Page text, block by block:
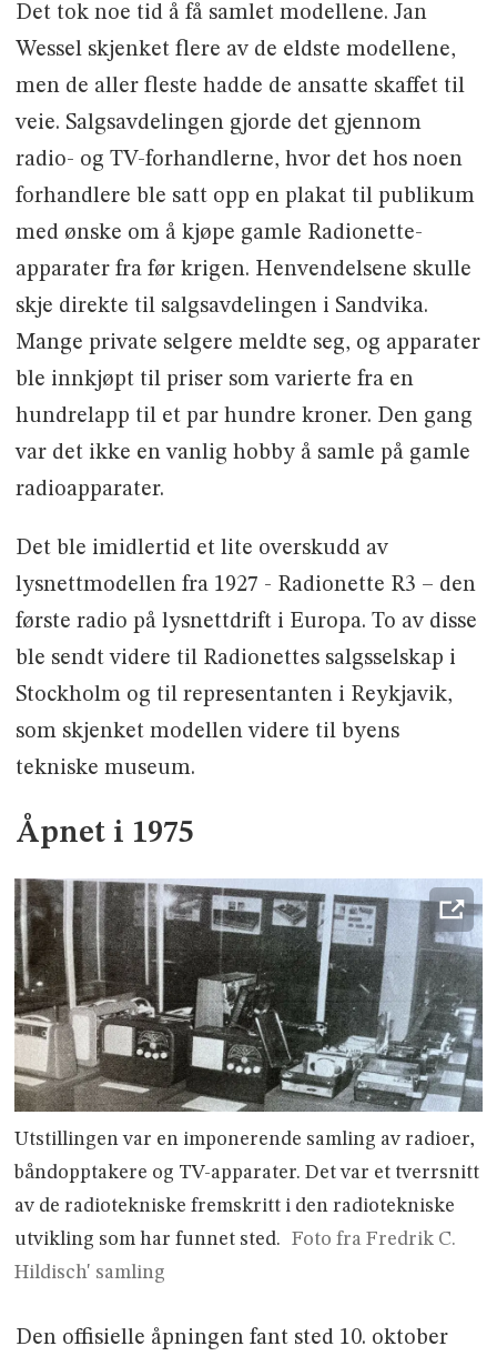
Det tok noe tid å få samlet modellene. Jan
Wessel skjenket flere av de eldste modellene,
men de aller fleste hadde de ansatte skaffet til
veie. Salgsavdelingen gjorde det gjennom
radio- og TV-forhandlerne, hvor det hos noen
forhandlere ble satt opp en plakat til publikum
med ønske om å kjøpe gamle Radionette-
apparater fra før krigen. Henvendelsene skulle
skje direkte til salgsavdelingen i Sandvika.
Mange private selgere meldte seg, og apparater
ble innkjøpt til priser som varierte fra en
hundrelapp til et par hundre kroner. Den gang
var det ikke en vanlig hobby å samle på gamle
radioapparater.
Det ble imidlertid et lite overskudd av
lysnettmodellen fra 1927 - Radionette R3 – den
første radio på lysnettdrift i Europa. To av disse
ble sendt videre til Radionettes salgsselskap i
Stockholm og til representanten i Reykjavik,
som skjenket modellen videre til byens
tekniske museum.
Åpnet i 1975
Utstillingen var en imponerende samling av radioer,
båndopptakere og TV-apparater. Det var et tverrsnitt
av de radiotekniske fremskritt i den radiotekniske
utvikling som har funnet sted.
Foto fra Fredrik C.
Hildisch' samling
Den offisielle åpningen fant sted 10. oktober